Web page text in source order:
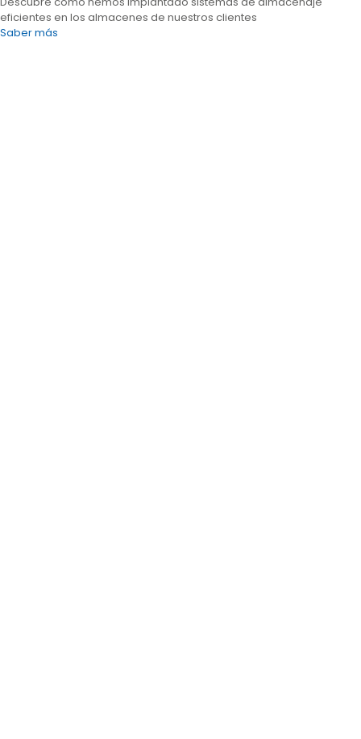
eficientes en los almacenes de nuestros clientes
Saber más